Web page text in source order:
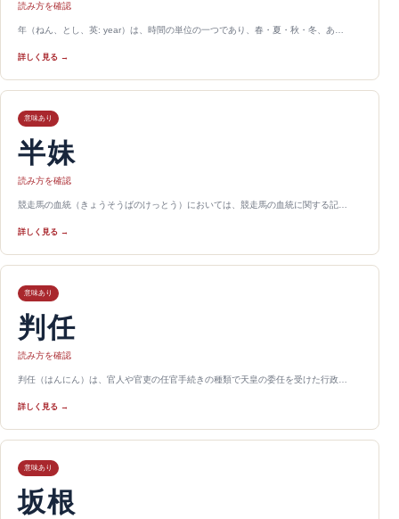
読み方を確認
年（ねん、とし、英: year）は、時間の単位の一つであり、春・夏・秋・冬、あ…
詳しく見る →
意味あり
半妹
読み方を確認
競走馬の血統（きょうそうばのけっとう）においては、競走馬の血統に関する記…
詳しく見る →
意味あり
判任
読み方を確認
判任（はんにん）は、官人や官吏の任官手続きの種類で天皇の委任を受けた行政…
詳しく見る →
意味あり
坂根